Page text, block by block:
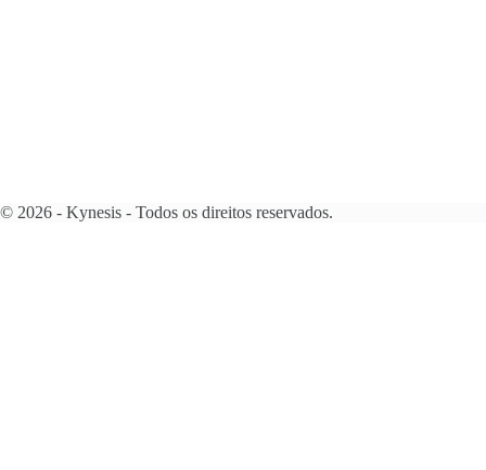
© 2026 - Kynesis - Todos os direitos reservados.